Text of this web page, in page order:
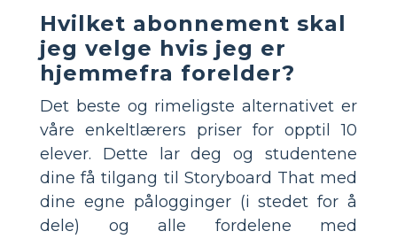
Hvilket abonnement skal
jeg velge hvis jeg er
hjemmefra forelder?
Det beste og rimeligste alternativet er
våre enkeltlærers priser for opptil 10
elever. Dette lar deg og studentene
dine få tilgang til Storyboard That med
dine egne pålogginger (i stedet for å
dele) og alle fordelene med